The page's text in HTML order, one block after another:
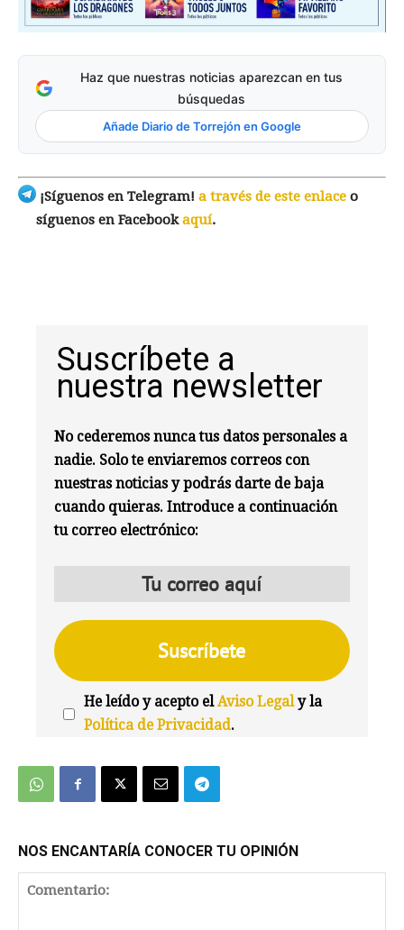
Haz que nuestras noticias aparezcan en tus
búsquedas
Añade Diario de Torrejón en Google
¡Síguenos en Telegram! a través de este enlace o
síguenos en Facebookaquí.
Suscríbete a
nuestra newsletter
No cederemos nunca tus datos personales a
nadie. Solo te enviaremos correos con
nuestras noticias y podrás darte de baja
cuando quieras. Introduce a continuación
tu correo electrónico:
He leído y acepto elAviso Legaly la
Política de Privacidad.
NOS ENCANTARÍA CONOCER TU OPINIÓN